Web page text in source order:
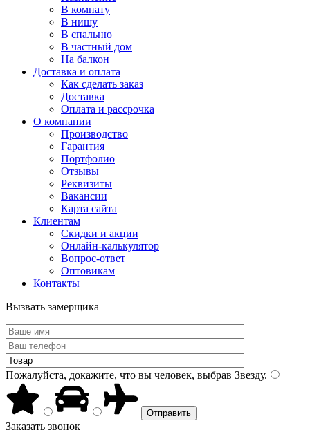
В комнату
В нишу
В спальню
В частный дом
На балкон
Доставка и оплата
Как сделать заказ
Доставка
Оплата и рассрочка
О компании
Производство
Гарантия
Портфолио
Отзывы
Реквизиты
Вакансии
Карта сайта
Клиентам
Скидки и акции
Онлайн-калькулятор
Вопрос-ответ
Оптовикам
Контакты
Вызвать замерщика
Пожалуйста, докажите, что вы человек, выбрав Звезду.
Заказать звонок